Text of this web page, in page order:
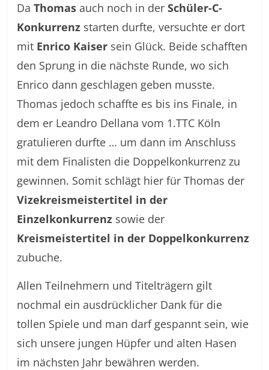
DaThomas auch noch in derSchüler-C-
Konkurrenz starten durfte, versuchte er dort
mit Enrico Kaiser sein Glück. Beide schafften
den Sprung in die nächste Runde, wo sich
Enrico dann geschlagen geben musste.
Thomas jedoch schaffte es bis ins Finale, in
dem er Leandro Dellana vom 1.TTC Köln
gratulieren durfte … um dann im Anschluss
mit dem Finalisten die Doppelkonkurrenz zu
gewinnen. Somit schlägt hier für Thomas der
Vizekreismeistertitel in der
Einzelkonkurrenz sowie der
Kreismeistertitel in der Doppelkonkurrenz
zubuche.
Allen Teilnehmern und Titelträgern gilt
nochmal ein ausdrücklicher Dank für die
tollen Spiele und man darf gespannt sein, wie
sich unsere jungen Hüpfer und alten Hasen
im nächsten Jahr bewähren werden.